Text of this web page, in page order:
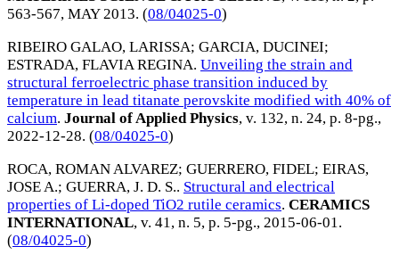
563-567, MAY 2013. (08/04025-0)
RIBEIRO GALAO, LARISSA; GARCIA, DUCINEI;
ESTRADA, FLAVIA REGINA. Unveiling the strain and
structural ferroelectric phase transition induced by
temperature in lead titanate perovskite modified with 40% of
calcium. Journal of Applied Physics, v. 132, n. 24, p. 8-pg.,
2022-12-28. (08/04025-0)
ROCA, ROMAN ALVAREZ; GUERRERO, FIDEL; EIRAS,
JOSE A.; GUERRA, J. D. S.. Structural and electrical
properties of Li-doped TiO2 rutile ceramics. CERAMICS
INTERNATIONAL, v. 41, n. 5, p. 5-pg., 2015-06-01.
(08/04025-0)